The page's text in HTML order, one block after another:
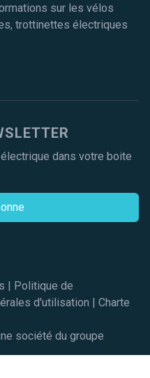
sur les vélos
trottinettes électriques
dans votre boite
Politique de
d'utilisation
Charte
société du groupe